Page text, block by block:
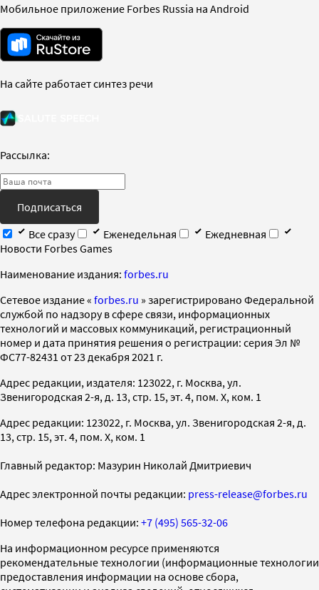
Мобильное приложение Forbes Russia на Android
На сайте работает синтез речи
Рассылка:
Подписаться
Все сразу
Еженедельная
Ежедневная
Новости Forbes Games
Наименование издания: forbes.ru
Cетевое издание « forbes.ru » зарегистрировано Федеральной
службой по надзору в сфере связи, информационных
технологий и массовых коммуникаций, регистрационный
номер и дата принятия решения о регистрации: серия Эл №
ФС77-82431 от 23 декабря 2021 г.
Адрес редакции, издателя: 123022, г. Москва, ул.
Звенигородская 2-я, д. 13, стр. 15, эт. 4, пом. X, ком. 1
Адрес редакции: 123022, г. Москва, ул. Звенигородская 2-я, д.
13, стр. 15, эт. 4, пом. X, ком. 1
Главный редактор: Мазурин Николай Дмитриевич
Адрес электронной почты редакции: press-release@forbes.ru
Номер телефона редакции: +7 (495) 565-32-06
На информационном ресурсе применяются
рекомендательные технологии (информационные технологии
предоставления информации на основе сбора,